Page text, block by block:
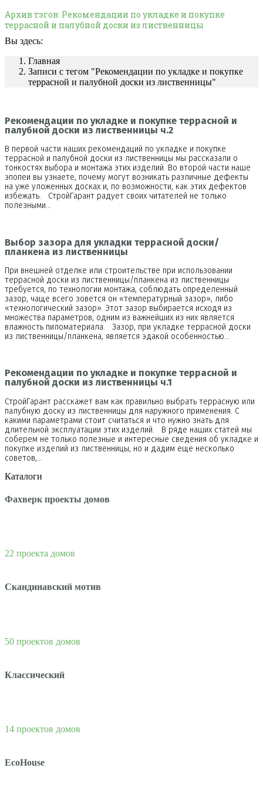
Архив тэгов: Рекомендации по укладке и покупке
террасной и палубной доски из лиственницы
Вы здесь:
Главная
Записи с тегом "Рекомендации по укладке и покупке
террасной и палубной доски из лиственницы"
Рекомендации по укладке и покупке террасной и
палубной доски из лиственницы ч.2
В первой части наших рекомендаций по укладке и покупке
террасной и палубной доски из лиственницы мы рассказали о
тонкостях выбора и монтажа этих изделий. Во второй части наше
эпопеи вы узнаете, почему могут возникать различные дефекты
на уже уложенных досках и, по возможности, как этих дефектов
избежать. СтройГарант радует своих читателей не только
полезными…
Выбор зазора для укладки террасной доски/
планкена из лиственницы
При внешней отделке или строительстве при использовании
террасной доски из лиственницы/планкена из лиственницы
требуется, по технологии монтажа, соблюдать определенный
зазор, чаще всего зовется он «температурный зазор», либо
«технологический зазор». Этот зазор выбирается исходя из
множества параметров, одним из важнейших из них является
влажность пиломатериала. Зазор, при укладке террасной доски
из лиственницы/планкена, является эдакой особенностью…
Рекомендации по укладке и покупке террасной и
палубной доски из лиственницы ч.1
СтройГарант расскажет вам как правильно выбрать террасную или
палубную доску из лиственницы для наружного применения. С
какими параметрами стоит считаться и что нужно знать для
длительной эксплуатации этих изделий. В ряде наших статей мы
соберем не только полезные и интересные сведения об укладке и
покупке изделий из лиственницы, но и дадим еще несколько
советов,…
Каталоги
Фахверк проекты домов
22 проекта домов
Скандинавский мотив
50 проектов домов
Классический
14 проектов домов
EcoHouse